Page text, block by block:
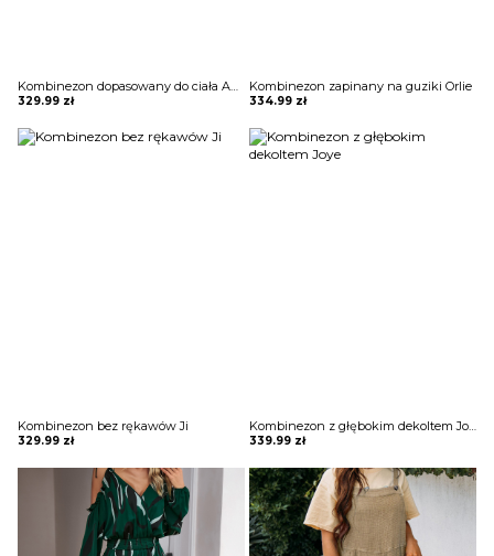
Kombinezon dopasowany do ciała Amalle
329.99 zł
Kombinezon zapinany na guziki Orlie
334.99 zł
Kombinezon bez rękawów Ji
329.99 zł 339.99 zł